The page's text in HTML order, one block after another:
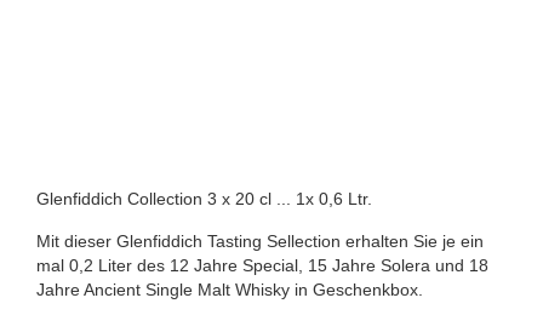
Glenfiddich Collection 3 x 20 cl ... 1x 0,6 Ltr.
Mit dieser Glenfiddich Tasting Sellection erhalten Sie je ein
mal 0,2 Liter des 12 Jahre Special, 15 Jahre Solera und 18
Jahre Ancient Single Malt Whisky in Geschenkbox.